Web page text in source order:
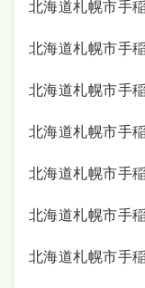
北海道札幌市手
北海道札幌市手
北海道札幌市手
北海道札幌市手
北海道札幌市手
北海道札幌市手
北海道札幌市手